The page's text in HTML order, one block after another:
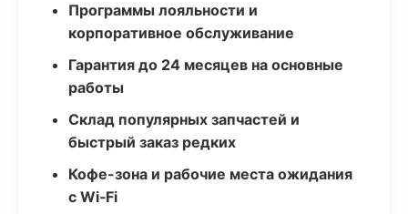
Программы лояльности и
корпоративное обслуживание
Гарантия до 24 месяцев на основные
работы
Склад популярных запчастей и
быстрый заказ редких
Кофе-зона и рабочие места ожидания
с Wi‑Fi